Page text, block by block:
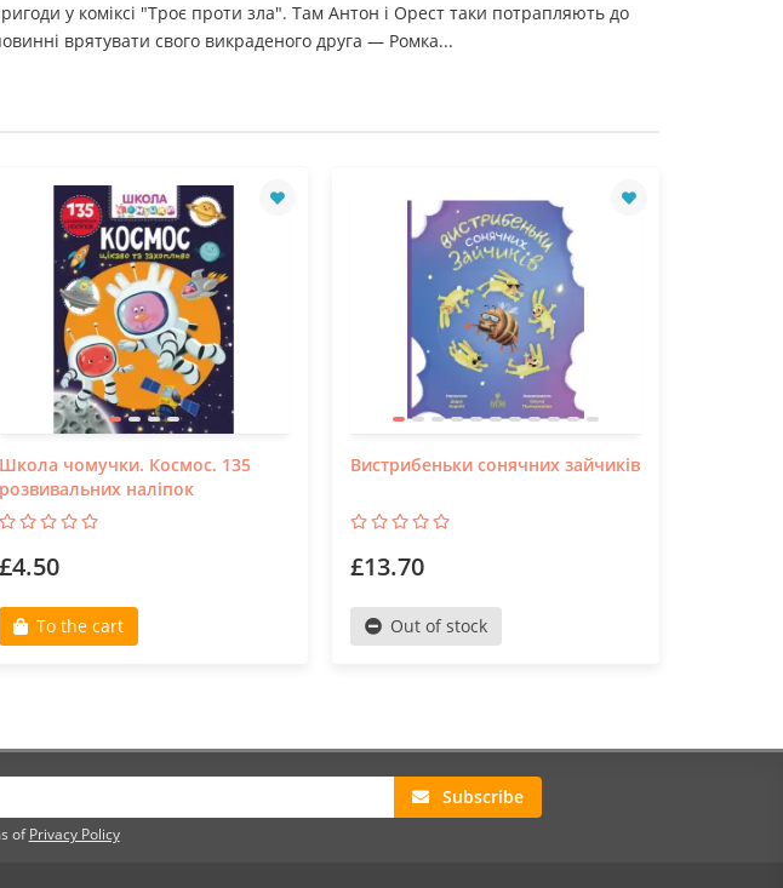
у коміксі "Троє проти зла". Там Антон і Орест таки потрапляють до
врятувати свого викраденого друга — Ромка...
Школа чомучки. Космос. 135
розвивальних наліпок
£4.50
To the cart
Вистрибеньки сонячних зайчиків
£13.70
Out of stock
Subscribe
ofPrivacy Policy